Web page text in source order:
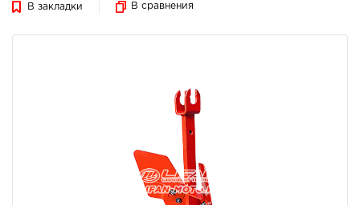
В закладки В сравнения